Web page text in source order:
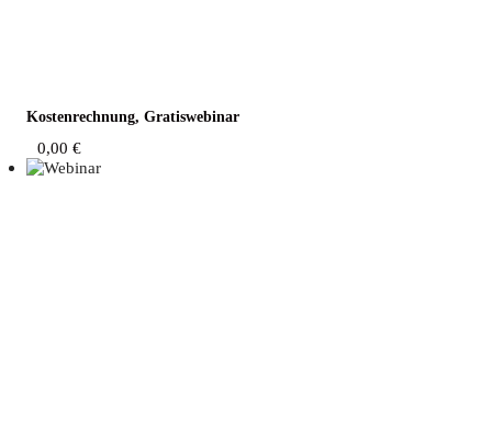
Kos­ten­rech­nung, Gratiswebinar
0,00 €